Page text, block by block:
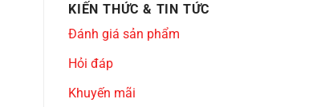
KIẾN THỨC & TIN TỨC
Đánh giá sản phẩm
Hỏi đáp
Khuyến mãi